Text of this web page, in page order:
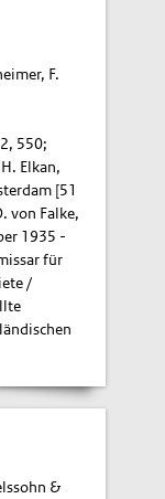
F.
550;
Elkan,
[51
von Falke,
1935 -
für
/
&